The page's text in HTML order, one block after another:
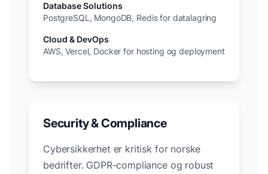
Database Solutions
PostgreSQL, MongoDB, Redis for datalagring
Cloud & DevOps
AWS, Vercel, Docker for hosting og deployment
Security & Compliance
Cybersikkerhet er kritisk for norske
bedrifter. GDPR-compliance og robust